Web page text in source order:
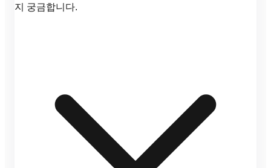
지 궁금합니다.